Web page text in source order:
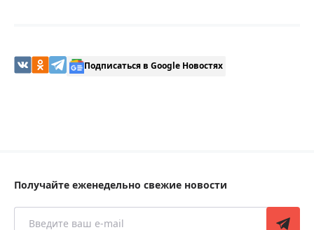
Подписаться в Google Новостях
Получайте еженедельно свежие новости